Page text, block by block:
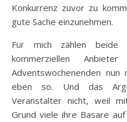
Konkurrenz zuvor zu
gute Sache einzunehmen.
Für mich zählen beide
kommerziellen
Adventswochenenden
eben so. Und das
Veranstalter nicht, weil
Grund viele ihre Basare